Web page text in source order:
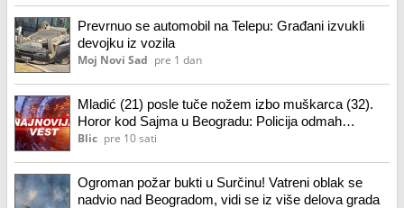
Prevrnuo se automobil na Telepu: Građani izvukli
devojku iz vozila
Moj Novi Sad pre 1 dan
Mladić (21) posle tuče nožem izbo muškarca (32).
Horor kod Sajma u Beogradu: Policija odmah
reagovala
Blic pre 10 sati
Ogroman požar bukti u Surčinu! Vatreni oblak se
nadvio nad Beogradom, vidi se iz više delova grada